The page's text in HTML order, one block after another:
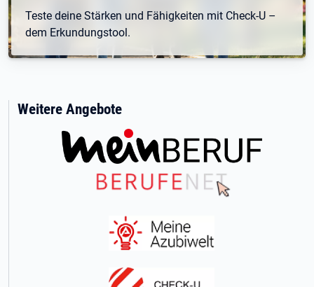
Teste deine Stärken und Fähigkeiten mit Check-U –
dem Erkundungstool.
Weitere Angebote